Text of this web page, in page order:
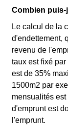
Combien
Le calcul de la
d'endettement,
revenu de
taux est fixé
est de 35%
1500m2 par
mensualités
d'emprunt est
l'emprunt.